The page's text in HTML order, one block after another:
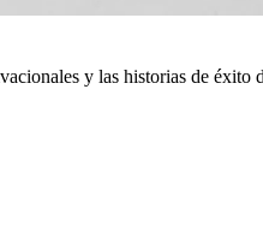
y las historias de éxito